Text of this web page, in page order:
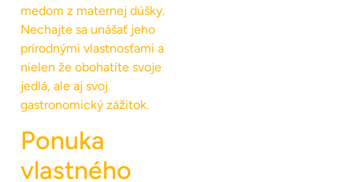
medom z maternej dúšky.
Nechajte sa unášať jeho
prírodnými vlastnosťami a
nielen že obohatíte svoje
jedlá, ale aj svoj
gastronomický zážitok.
Ponuka
vlastného